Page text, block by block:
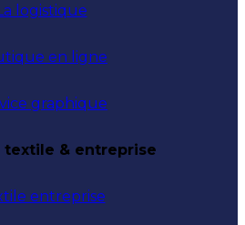
logistique
en ligne
graphique
textile & entreprise
entreprise